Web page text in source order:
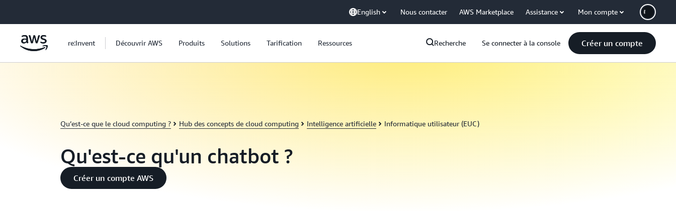
English Nous contacter AWS Marketplace Assistance Mon compte
re:Invent Découvrir AWS Produits Solutions Tarification Ressources Recherche Se connecter à la console Créer un compte
Qu’est-ce que le cloud computing ? Hub des concepts de cloud computing Intelligence artificielle Informatique utilisateur (EUC)
Qu'est-ce qu'un chatbot ?
Créer un compte AWS